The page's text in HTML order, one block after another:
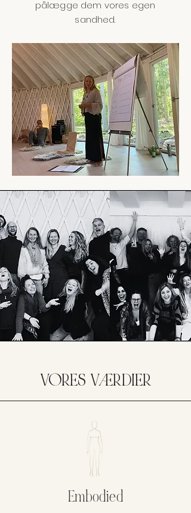
pålægge dem vores egen
sandhed.
VORES VÆRDIER
Embodied